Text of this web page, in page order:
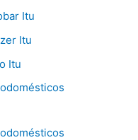
Itu
Itu
Itu